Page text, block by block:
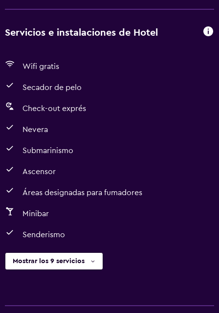
Servicios e instalaciones de Hotel
Wifi gratis
Secador de pelo
Check-out exprés
Nevera
Submarinismo
Ascensor
Áreas designadas para fumadores
Minibar
Senderismo
Mostrar los 9 servicios